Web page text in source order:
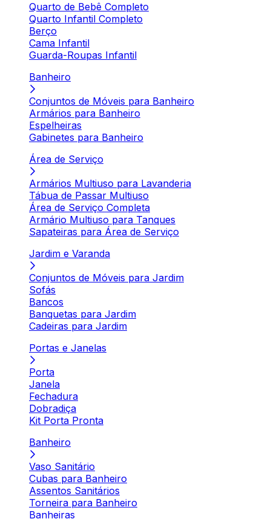
Quarto de Bebê Completo
Quarto Infantil Completo
Berço
Cama Infantil
Guarda-Roupas Infantil
Banheiro
Conjuntos de Móveis para Banheiro
Armários para Banheiro
Espelheiras
Gabinetes para Banheiro
Área de Serviço
Armários Multiuso para Lavanderia
Tábua de Passar Multiuso
Área de Serviço Completa
Armário Multiuso para Tanques
Sapateiras para Área de Serviço
Jardim e Varanda
Conjuntos de Móveis para Jardim
Sofás
Bancos
Banquetas para Jardim
Cadeiras para Jardim
Portas e Janelas
Porta
Janela
Fechadura
Dobradiça
Kit Porta Pronta
Banheiro
Vaso Sanitário
Cubas para Banheiro
Assentos Sanitários
Torneira para Banheiro
Banheiras